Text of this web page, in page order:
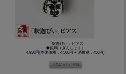
「釈迦ぴぃ」ピアス
◆銀燭（ぎんしょく）
4,950円(本体価格：4,500円 + 消費税：450円)